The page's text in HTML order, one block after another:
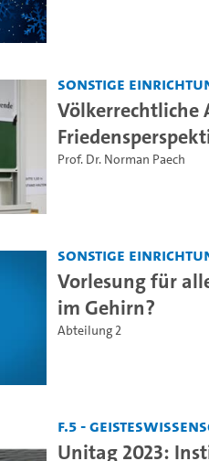
Sonstige
Völkerrechtliche
Prof. Dr. Norman Paech
Sonstige
Vorlesung für
im Gehirn?
Abteilung 2
F.5 -
Unitag 2023: